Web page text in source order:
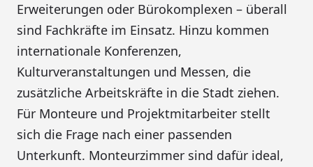
Erweiterungen oder Bürokomplexen – überall
sind Fachkräfte im Einsatz. Hinzu kommen
internationale Konferenzen,
Kulturveranstaltungen und Messen, die
zusätzliche Arbeitskräfte in die Stadt ziehen.
Für Monteure und Projektmitarbeiter stellt
sich die Frage nach einer passenden
Unterkunft. Monteurzimmer sind dafür ideal,